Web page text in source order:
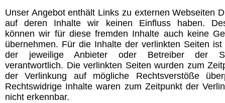
Unser Angebot enthält Links zu externen Webseiten
auf deren Inhalte wir keinen Einfluss haben.
können wir für diese fremden Inhalte auch keine
übernehmen. Für die Inhalte der verlinkten Seiten ist
der jeweilige Anbieter oder Betreiber der
verantwortlich. Die verlinkten Seiten wurden zum
der Verlinkung auf mögliche Rechtsverstöße
Rechtswidrige Inhalte waren zum Zeitpunkt der
nicht erkennbar.